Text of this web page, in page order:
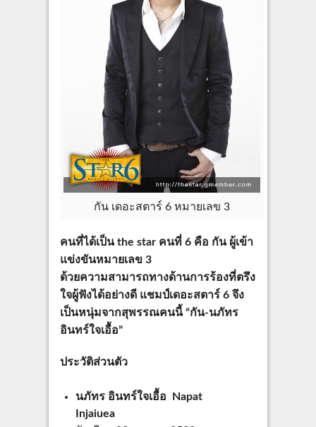
กัน เดอะสตาร์ 6 หมายเลข 3
คนที่ได้เป็น the star คนที่ 6 คือ กัน ผู้เข้า
แข่งขันหมายเลข 3
ด้วยความสามารถทางด้านการร้องที่ตรึง
ใจผู้ฟังได้อย่างดี แชมป์เดอะสตาร์ 6 จึง
เป็นหนุ่มจากสุพรรณคนนี้“กัน-นภัทร
อินทร์ใจเอื้อ”
ประวัติส่วนตัว
นภัทร อินทร์ใจเอื้อ Napat
Injaiuea